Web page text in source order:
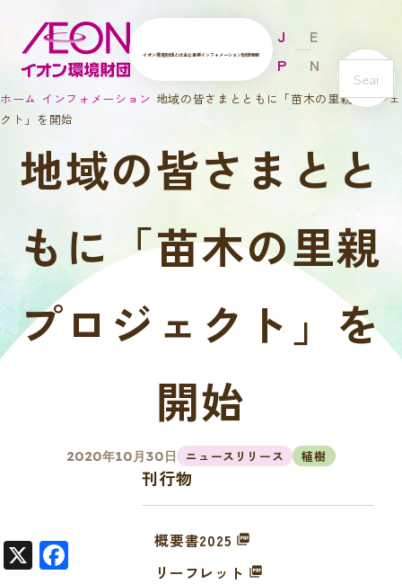
イオン環境財団とは主な事業インフォメーション財団情報
J
P
E
N
s
e
r
c
ホーム インフォメーション 地域の皆さまとともに「苗木の里親プロジェ
クト」を開始
地域の皆さまとと
もに「苗木の里親
プロジェクト」を
開始
2020年10月30日 ニュースリリース 植樹
X
刊行物
概要書2025
リーフレット